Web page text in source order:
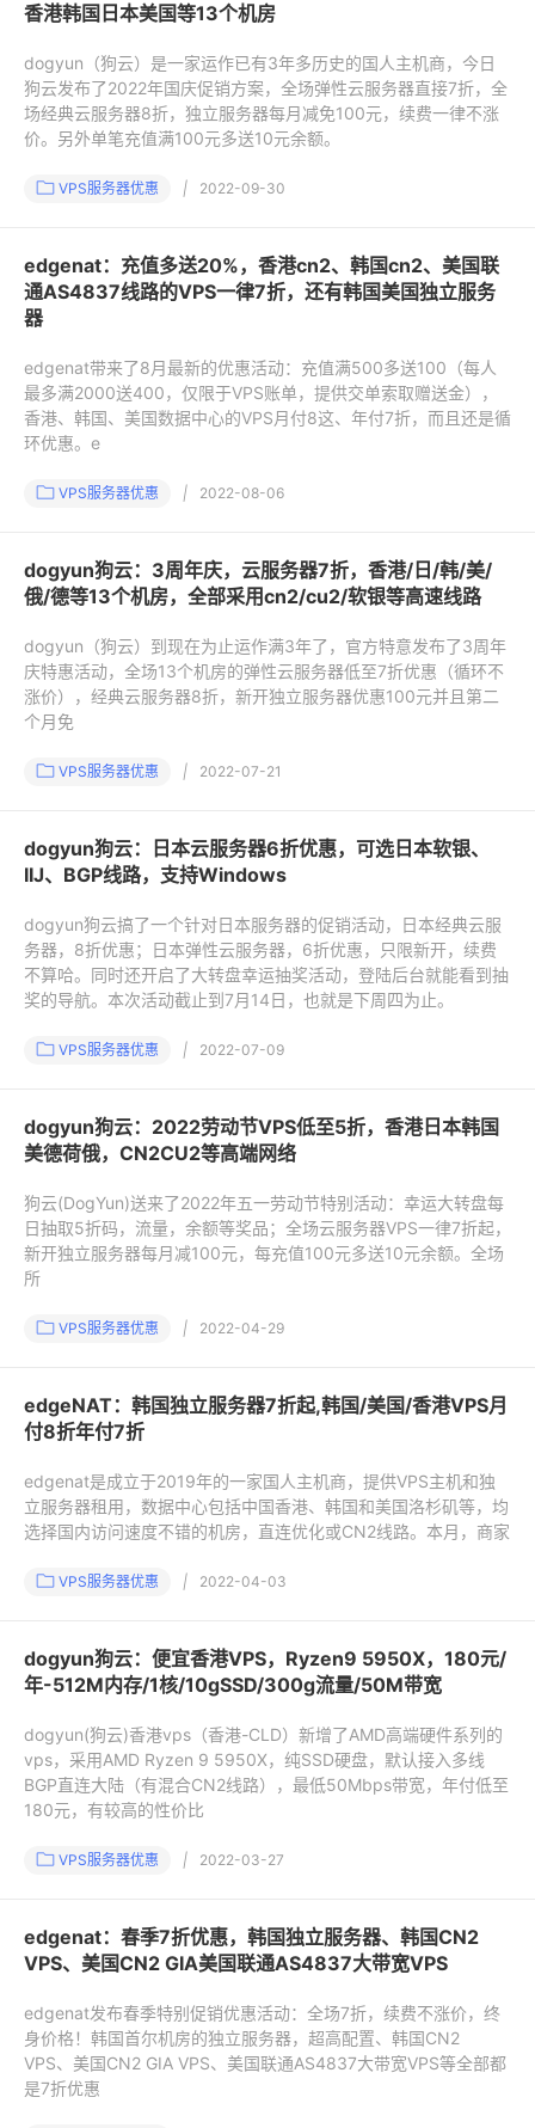
香港韩国日本美国等13个机房
dogyun（狗云）是一家运作已有3年多历史的国人主机商，今日
狗云发布了2022年国庆促销方案，全场弹性云服务器直接7折，全
场经典云服务器8折，独立服务器每月减免100元，续费一律不涨
价。另外单笔充值满100元多送10元余额。
VPS服务器优惠 | 2022-09-30
edgenat：充值多送20%，香港cn2、韩国cn2、美国联
通AS4837线路的VPS一律7折，还有韩国美国独立服务
器
edgenat带来了8月最新的优惠活动：充值满500多送100（每人
最多满2000送400，仅限于VPS账单，提供交单索取赠送金），
香港、韩国、美国数据中心的VPS月付8这、年付7折，而且还是循
环优惠。e
VPS服务器优惠 | 2022-08-06
dogyun狗云：3周年庆，云服务器7折，香港/日/韩/美/
俄/德等13个机房，全部采用cn2/cu2/软银等高速线路
dogyun（狗云）到现在为止运作满3年了，官方特意发布了3周年
庆特惠活动，全场13个机房的弹性云服务器低至7折优惠（循环不
涨价），经典云服务器8折，新开独立服务器优惠100元并且第二
个月免
VPS服务器优惠 | 2022-07-21
dogyun狗云：日本云服务器6折优惠，可选日本软银、
IIJ、BGP线路，支持Windows
dogyun狗云搞了一个针对日本服务器的促销活动，日本经典云服
务器，8折优惠；日本弹性云服务器，6折优惠，只限新开，续费
不算哈。同时还开启了大转盘幸运抽奖活动，登陆后台就能看到抽
奖的导航。本次活动截止到7月14日，也就是下周四为止。
VPS服务器优惠 | 2022-07-09
dogyun狗云：2022劳动节VPS低至5折，香港日本韩国
美德荷俄，CN2CU2等高端网络
狗云(DogYun)送来了2022年五一劳动节特别活动：幸运大转盘每
日抽取5折码，流量，余额等奖品；全场云服务器VPS一律7折起，
新开独立服务器每月减100元，每充值100元多送10元余额。全场
所
VPS服务器优惠 | 2022-04-29
edgeNAT：韩国独立服务器7折起,韩国/美国/香港VPS月
付8折年付7折
edgenat是成立于2019年的一家国人主机商，提供VPS主机和独
立服务器租用，数据中心包括中国香港、韩国和美国洛杉矶等，均
选择国内访问速度不错的机房，直连优化或CN2线路。本月，商家
VPS服务器优惠 | 2022-04-03
dogyun狗云：便宜香港VPS，Ryzen9 5950X，180元/
年-512M内存/1核/10gSSD/300g流量/50M带宽
dogyun(狗云)香港vps（香港-CLD）新增了AMD高端硬件系列的
vps，采用AMD Ryzen 9 5950X，纯SSD硬盘，默认接入多线
BGP直连大陆（有混合CN2线路），最低50Mbps带宽，年付低至
180元，有较高的性价比
VPS服务器优惠 | 2022-03-27
edgenat：春季7折优惠，韩国独立服务器、韩国CN2
VPS、美国CN2 GIA美国联通AS4837大带宽VPS
edgenat发布春季特别促销优惠活动：全场7折，续费不涨价，终
身价格！韩国首尔机房的独立服务器，超高配置、韩国CN2
VPS、美国CN2 GIA VPS、美国联通AS4837大带宽VPS等全部都
是7折优惠